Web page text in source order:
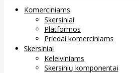
Komerciniams
Skersiniai
Platformos
Priedai komerciniams
Skersiniai
Keleiviniams
Skersinių komponentai